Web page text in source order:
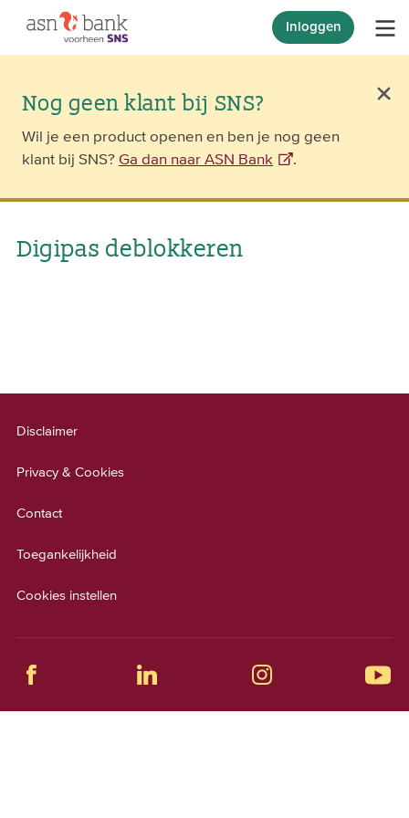
Nog geen klant bij SNS?
Wil je een product openen en ben je nog geen
klant bij SNS? Ga dan naar ASN Bank .
Inloggen
Digipas deblokkeren
Disclaimer
Privacy & Cookies
Contact
Toegankelijkheid
Cookies instellen